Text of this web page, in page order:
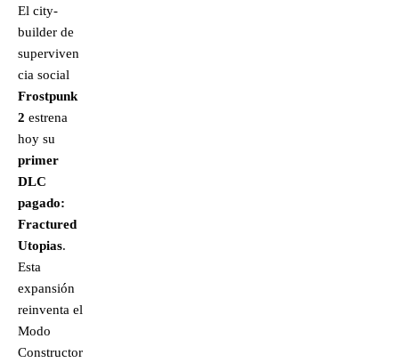
El city-
builder de
superviven
cia social
Frostpunk
2 estrena
hoy su
primer
DLC
pagado:
Fractured
Utopias.
Esta
expansión
reinventa el
Modo
Constructor